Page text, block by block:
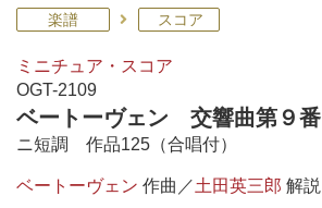
楽譜 スコア
ミニチュア・スコア
OGT-2109
ベートーヴェン 交響曲第９番
ニ短調 作品125（合唱付）
ベートーヴェン 作曲／土田英三郎 解説